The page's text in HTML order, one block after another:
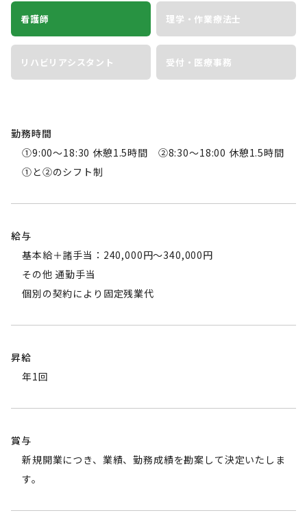
看護師 理学・作業療法士
リハビリアシスタント 受付・医療事務
勤務時間
①9:00～18:30 休憩1.5時間 ②8:30～18:00 休憩1.5時間
①と②のシフト制
給与
基本給＋諸手当：240,000円～340,000円
その他 通勤手当
個別の契約により固定残業代
昇給
年1回
賞与
新規開業につき、業績、勤務成績を勘案して決定いたしま
す。